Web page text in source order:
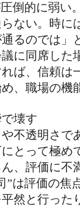
倒的に弱い
ない。時に
るのでは」
に同席した
ば、信頼は
、職場の機
壊す
不透明さで
とって極め
、評価に不
”は評価の焦
然と行った